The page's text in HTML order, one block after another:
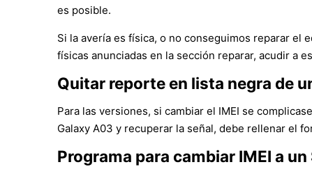
es posible.
Si la avería es física, o no conseguimos reparar el
físicas anunciadas en la sección reparar, acudir a
Quitar reporte en lista negra de
Para las versiones, si cambiar el IMEI se
Galaxy A03 y recuperar la señal, debe rellenar el
Programa para cambiar IMEI a